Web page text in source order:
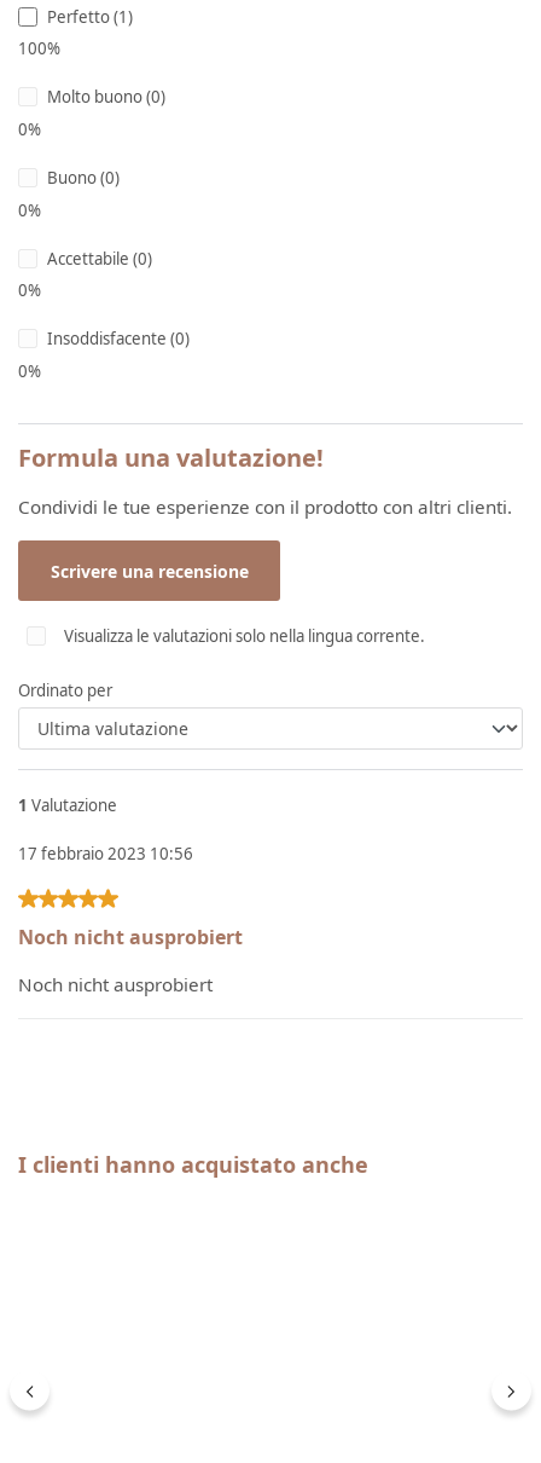
Perfetto (1)
100%
Molto buono (0)
0%
Buono (0)
0%
Accettabile (0)
0%
Insoddisfacente (0)
0%
Formula una valutazione!
Condividi le tue esperienze con il prodotto con altri clienti.
Scrivere una recensione
Visualizza le valutazioni solo nella lingua corrente.
Ordinato per
1 Valutazione
17 febbraio 2023 10:56
Recensione con valutazione di 5 su 5 stelle
Noch nicht ausprobiert
Noch nicht ausprobiert
Salta la galleria dei prodotti
I clienti hanno acquistato anche